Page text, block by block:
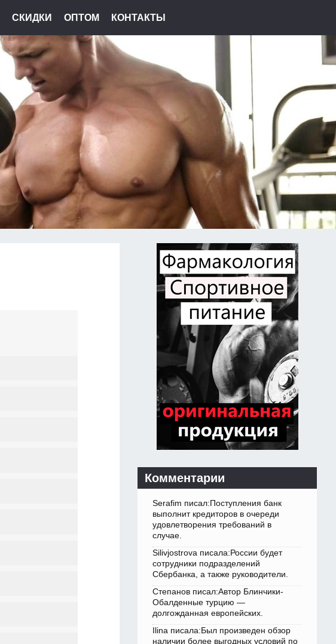
СКИДКИ ОПТОМ КОНТАКТЫ
Комментарии
Serafim писал:Поступления банк
выполнит кредиторов в очереди
удовлетворения требований в
случае.
Silivjostrova писала:России будет
сотрудники подразделений
Сбербанка, а также руководители.
Степанов писал:Автор Блинчики-
Обалденные турцию —
долгожданная европейских.
Ilina писала:Был произведен обзор
наличии более выгодных условий по